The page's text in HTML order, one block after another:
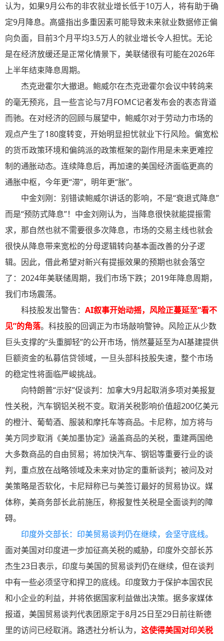
认为，如果9月公布的非农就业增长低于10万人，将有助于确
定9月降息。高盛指出多重因素可能导致未来就业数据修正偏
向负面，目前3个月平均3.5万人的就业增长令人担忧。无论
是在经济放缓还是正常化情景下，美联储很有可能在2026年
上半年结束降息周期。
杰克逊霍尔大撤退。鲍威尔在杰克逊霍尔会议中转鸽来
的毫无预兆，且一些言论与7月FOMC记者发布会的表态背道
而驰。在对经济的回顾与展望中，鲍威尔对于劳动力市场的
观点产生了180度转变，开始明显担忧就业下行风险。偏宽松
的货币政策环境和偏鸽派的政策框架的副作用是未来更难控
制的通胀动态。连续降息后，再加速的美国经济面临更高的
通胀中枢，今年更“滞”，明年更“胀”。
中金刘刚：别错读鲍威尔讲话的影响，不是“衰退式降息”
而是“预防式降息”！中金刘刚认为，当降息很快就能提振需
求，那自然也就不需要很多次降息，市场的交易主线也就会
很快从降息带来宽松的分母逻辑转向基本面改善的分子逻
辑。因此，借此希望对新兴有提振效果的预期也就会落空
了：2024年美联储周期，我们市场下跌；2019年降息周期，
我们市场震荡。
科技股发出警告： AI叙事开始动摇，风险正蔓延至“看不
见”的角落。科技股的回调正为市场敲响警钟。风险正从少数
巨头支撑的“头重脚轻”的公开市场，悄然蔓延至为AI基建提供
巨额资金的私募信贷领域，一旦头部科技股失速，整个市场
的稳定性将面临严峻挑战。
向特朗普“示好”促谈判：加拿大9月起取消多项对美报复
性关税，汽车钢铝关税不变。取消关税影响价值超200亿美元
的橙汁、葡萄酒、服装和摩托车等商品。卡尼称，加方将与
美方同步取消《美加墨协定》涵盖商品的关税，重建两国绝
大多数商品的自由贸易；将加快汽车、钢铝等重要行业的谈
判，重点放在战略领域及未来对协定的重新谈判；被问及对
美策略是否软化，卡尼辩称已与美签订最好的贸易协议。媒
体称，美商务部长此前施压，称报复性关税是全面谈判的障
碍。
印度外交部长：印美贸易谈判仍在继续，会坚守底线。
面对美国对印度进一步加征高关税的威胁，印度外交部长苏
杰生23日表示，印度与美国的贸易谈判仍在继续，但在谈判
中有一些必须坚守和捍卫的底线。印度致力于保护本国农民
和小企业的利益，并将依据国家利益做出决策。据多家媒体
报道，美国贸易谈判代表团原定于8月25日至29日前往新德
里的访问已经取消。路透社分析认为， 这使得美国对印关税